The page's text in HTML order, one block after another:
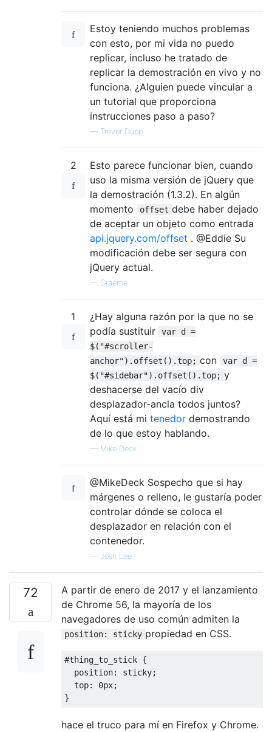
Estoy teniendo muchos problemas
con esto, por mi vida no puedo
replicar, incluso he tratado de
replicar la demostración en vivo y no
funciona. ¿Alguien puede vincular a
un tutorial que proporciona
instrucciones paso a paso?
— Trevor Dupp
2
Esto parece funcionar bien, cuando
uso la misma versión de jQuery que
la demostración (1.3.2). En algún
momento
offset debe haber dejado
de aceptar un objeto como entrada
api.jquery.com/offset . @Eddie Su
modificación debe ser segura con
jQuery actual.
— Graeme
1
¿Hay alguna razón por la que no se
podía sustituir
var d =
$("#scroller-
anchor").offset().top; con
var d =
$("#sidebar").offset().top; y
deshacerse del vacío div
desplazador-ancla todos juntos?
Aquí está mi tenedor demostrando
de lo que estoy hablando.
— Mike Deck
@MikeDeck Sospecho que si hay
márgenes o relleno, le gustaría poder
controlar dónde se coloca el
desplazador en relación con el
contenedor.
— Josh Lee
72
A partir de enero de 2017 y el lanzamiento
de Chrome 56, la mayoría de los
navegadores de uso común admiten la
position: sticky propiedad en CSS.
#thing_to_stick {
  position
: sticky;
  top
: 0px;
}
hace el truco para mí en Firefox y Chrome.